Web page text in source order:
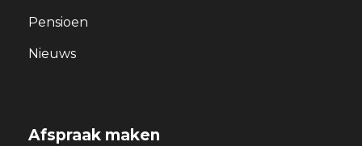
Pensioen
Nieuws
Afspraak maken